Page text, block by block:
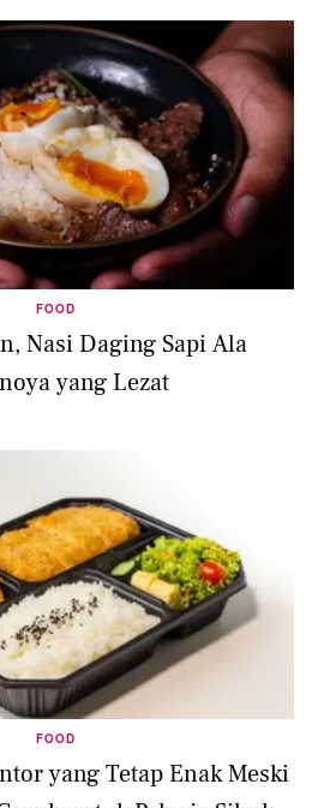
FOOD
Nasi Daging Sapi Ala
yang Lezat
FOOD
yang Tetap Enak Meski